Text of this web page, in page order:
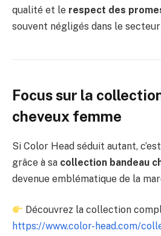
qualité et le respect des
souvent négligés dans le
Focus sur la
cheveux femme
Si Color Head séduit autant,
grâce à sa collection bandeau
devenue emblématique de la
Découvrez la collection
https://www.color-head.com/